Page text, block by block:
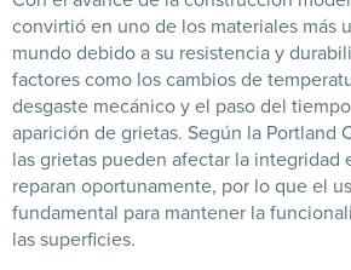
convirtió en uno de los materiales más
mundo debido a su resistencia y
factores como los cambios de
desgaste mecánico y el paso del
aparición de grietas. Según la Portland
las grietas pueden afectar la integridad
reparan oportunamente, por lo que el
fundamental para mantener la
las superficies.